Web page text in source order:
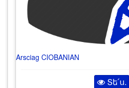
Arsciag CIOBANIAN
Տե՛ս.